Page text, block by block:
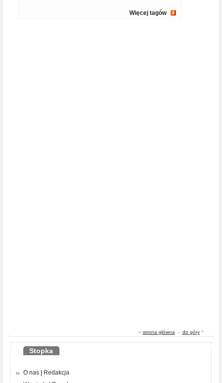
Więcej tagów
« strona główna - do góry ^
Stopka
O nas
Redakcja